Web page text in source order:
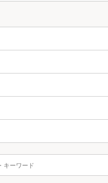
ロープあり
レンチ
ン・フレンチ
ン
× イタリアン・フレンチ
× イタリアン
× ダイニングバー・バル
× 洋・和洋・各国料理・その他
マルゲリータ
グ
レンチランキング